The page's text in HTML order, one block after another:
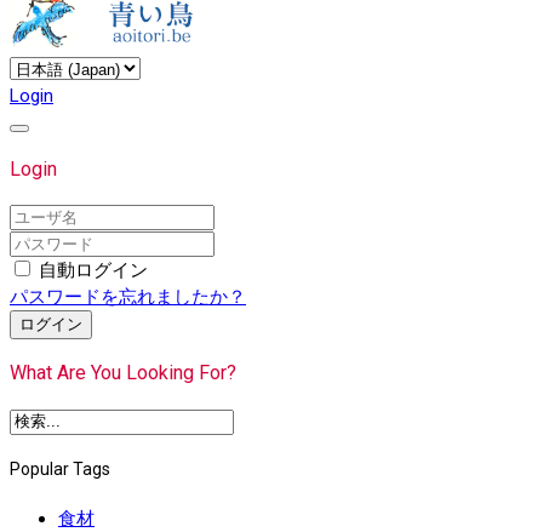
Login
Login
自動ログイン
パスワードを忘れましたか？
ログイン
What Are You Looking For?
Popular Tags
食材